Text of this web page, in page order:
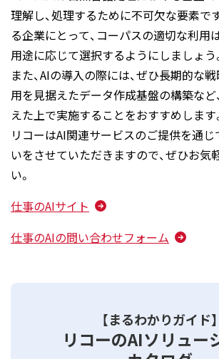
理解し、処理するために不可欠な要素で
る企業にとって、コーパスの適切な利用
用途に応じて選択するようにしましょう
また、AIの導入の際には、ぜひ長期的な
用を見据えたデータ作成基盤の構築など
えた上で実施することをおすすめします
リコーはAI関連サービスのご提供を通じ
いをさせていただきますので、ぜひお気
い。
仕事のAIサイト
仕事のAIの問い合わせフォーム
【まるわかりガイド】
リコーのAIソリュー